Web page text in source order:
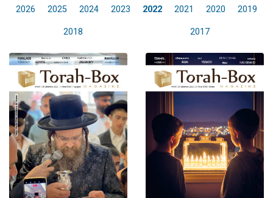
2026 2025 2024 2023 2022 2021 2020 2019
2018 2017